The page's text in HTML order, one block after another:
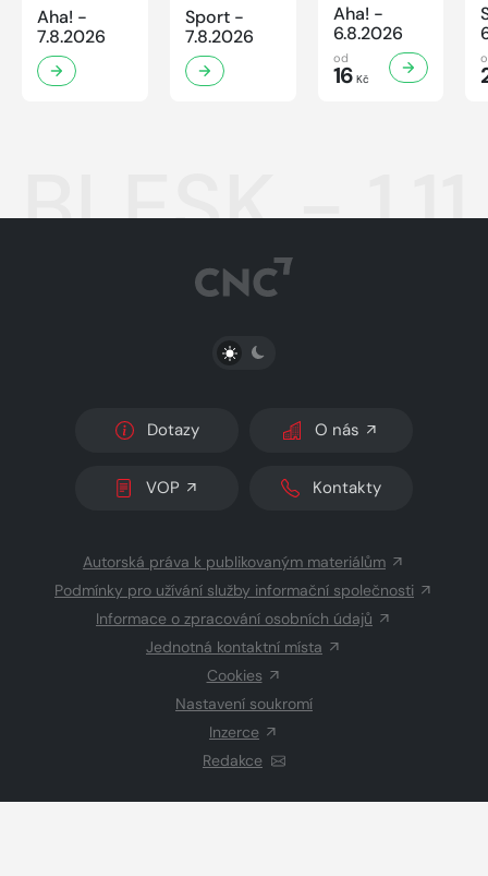
Aha! -
7.8.2026
Sport -
7.8.2026
Aha! -
6.8.2026
od
16 Kč
BLESK -
PŘEPNOUT SVĚTLÝ/TMAVÝ REŽIM
Dotazy O nás
VOP Kontakty
Autorská práva k publikovaným materiálům
Podmínky pro užívání služby informační společnosti
Informace o zpracování osobních údajů
Jednotná kontaktní místa
Cookies
Nastavení soukromí
Inzerce
Redakce